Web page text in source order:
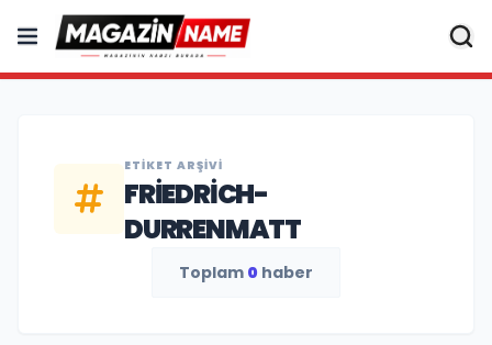
ETIKET ARŞIVI
FRIEDRICH-
DURRENMATT
Toplam 0 haber